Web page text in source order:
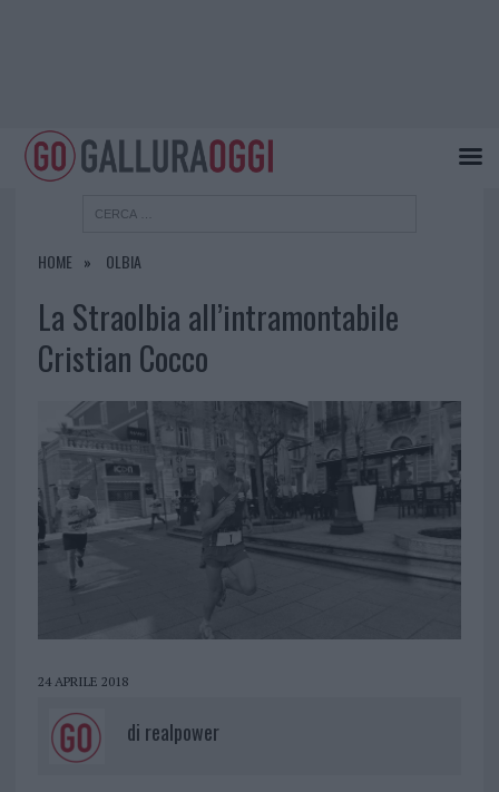
HOME OLBIA
La Straolbia all’intramontabile
Cristian Cocco
24 APRILE 2018
di realpower